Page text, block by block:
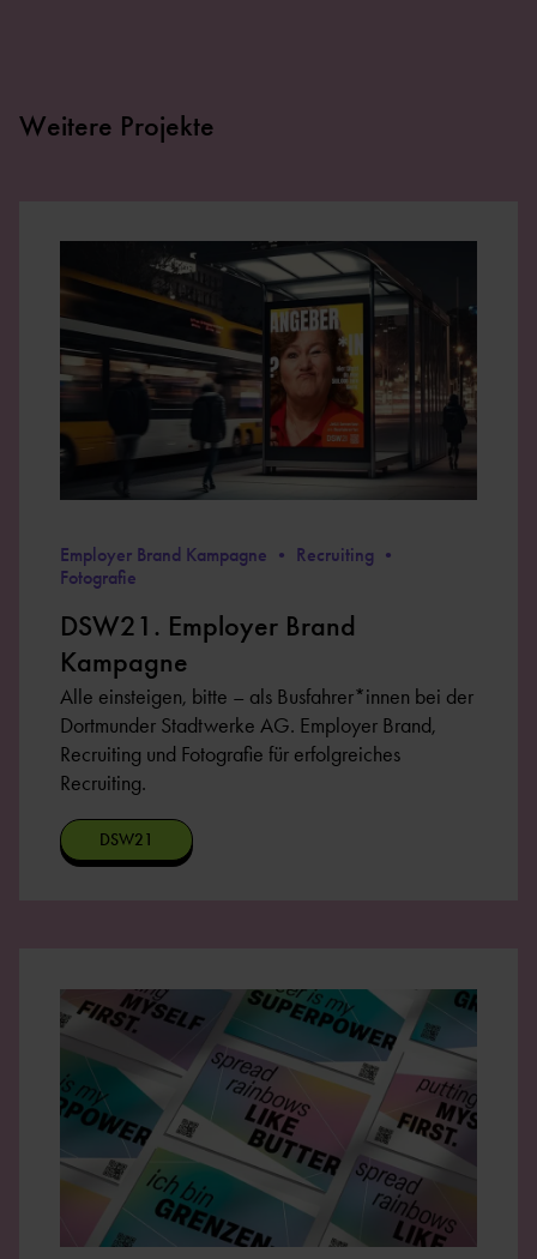
Weitere Projekte
Employer Brand Kampagne • Recruiting •
Fotografie
DSW21. Employer Brand
Kampagne
Alle einsteigen, bitte – als Busfahrer*innen bei der
Dortmunder Stadtwerke AG. Employer Brand,
Recruiting und Fotografie für erfolgreiches
Recruiting.
DSW21